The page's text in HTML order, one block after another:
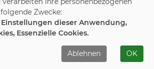
Zwecke:
dieser Anwendung,
Essenzielle Cookies.
Ablehnen OK